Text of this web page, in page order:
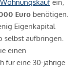
ein,
Euro benötigen.
Eigenkapital
selbst aufbringen.
einen
für eine 30-jährige